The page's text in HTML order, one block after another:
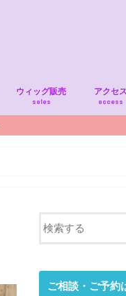
ウィッグ販売
sales
アクセス
access
ご相談・ご予約